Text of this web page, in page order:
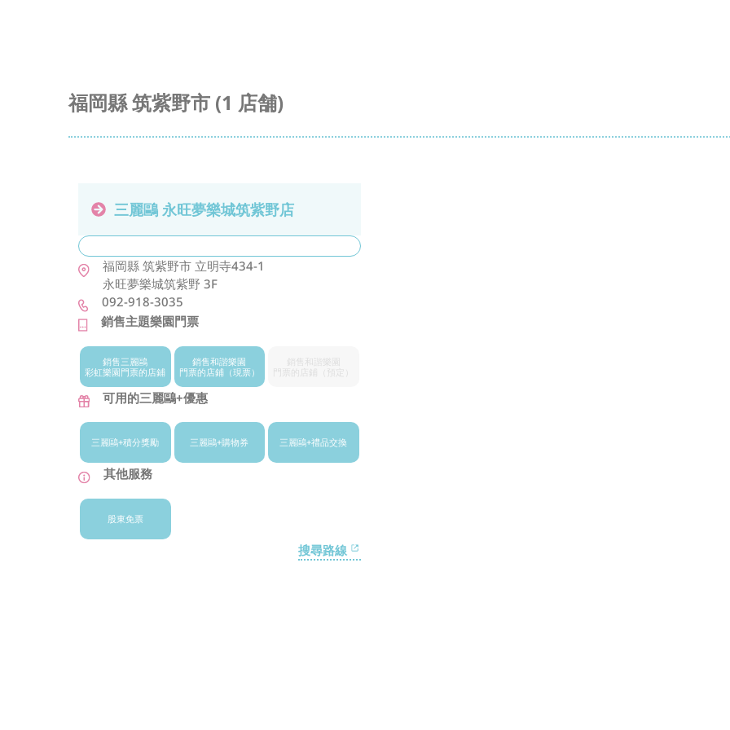
福岡縣 筑紫野市 (1 店舗)
三麗鷗 永旺夢樂城筑紫野店
福岡縣 筑紫野市 立明寺434-1
永旺夢樂城筑紫野 3F
092-918-3035
銷售主題樂園門票
銷售三麗鷗
彩虹樂園門票的店鋪
銷售和諧樂園
門票的店鋪（現票）
銷售和諧樂園
門票的店鋪
（預定）
可用的三麗鷗+優惠
三麗鷗+積分獎勵 三麗鷗+購物券 三麗鷗+禮品交換
其他服務
股東免票
搜尋路線